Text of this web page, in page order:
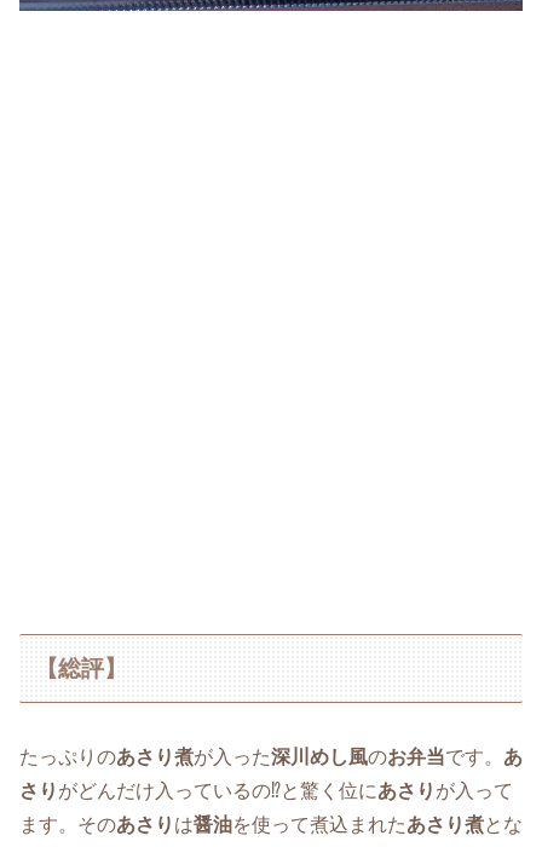
【総評】
たっぷりのあさり煮が入った深川めし風のお弁当です。 あ
さり がどんだけ入っているの⁉と驚く位にあさり が入って
ます。そのあさり は醤油を使って煮込まれたあさり煮とな